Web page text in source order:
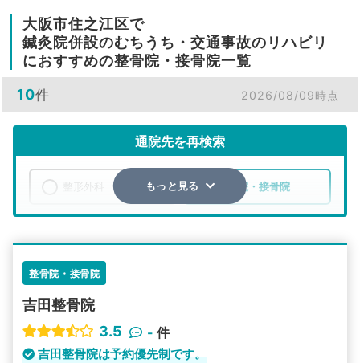
大阪市住之江区で
鍼灸院併設のむちうち・交通事故のリハビリ
におすすめの整骨院・接骨院一覧
10件 2026/08/09時点
通院先を再検索
整骨院・接骨院
その他の検索方法
もっと見る
整骨院・接骨院
吉田整骨院
3.5
- 件
吉田整骨院は予約優先制です。